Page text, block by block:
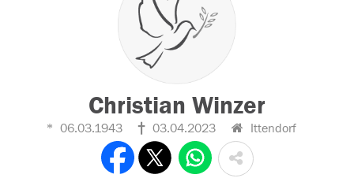
Christian Winzer
06.03.1943 03.04.2023 Ittendorf